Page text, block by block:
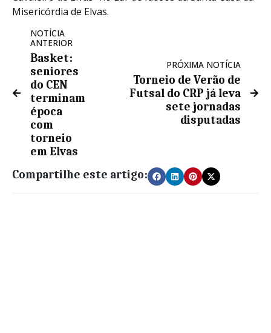
Misericórdia de Elvas.
NOTÍCIA
ANTERIOR
Basket:
seniores
do CEN
terminam
época
com
torneio
em Elvas
PRÓXIMA NOTÍCIA
Torneio de Verão de
Futsal do CRP já leva
sete jornadas
disputadas
Compartilhe este artigo: